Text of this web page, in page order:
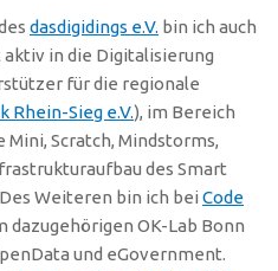
dasdigidings e.V. bin ich auch
in die Digitalisierung
für die regionale
Rhein-Sieg e.V.), im Bereich
Scratch, Mindstorms,
des Smart
Weiteren bin ich bei Code
dazugehörigen OK-Lab Bonn
und eGovernment.